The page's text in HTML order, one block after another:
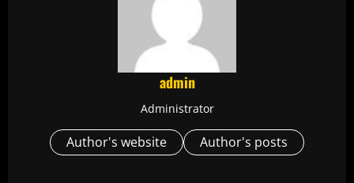
admin
Administrator
Author's website Author's posts